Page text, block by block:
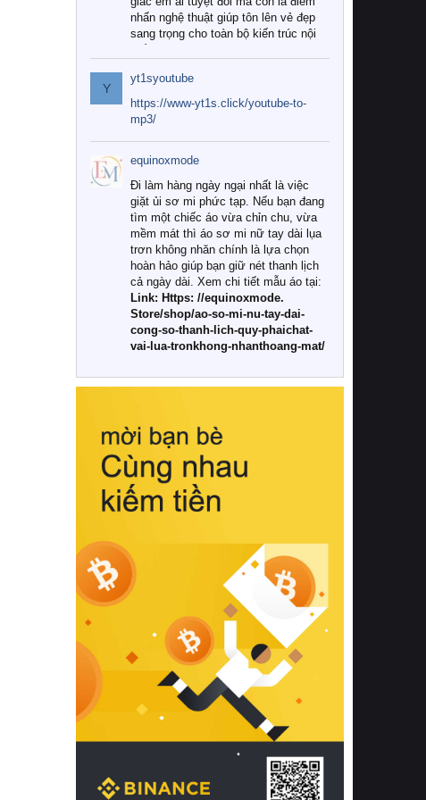
nhấn nghệ thuật giúp tôn lên vẻ đẹp
sang trọng cho toàn bộ kiến trúc nội
Tuy nhiên, giữa thị trường đa dạng
với vô vàn thương hiệu và mẫu mã
như hiện nay, làm thế nào để chọn
được những bộ chăn ga gối đệm cao
cấp thực sự chất lượng, phù hợp với
khí hậu và nhu cầu sử dụng của gia
đình? Hãy cùng chúng tôi đi tìm lời
giải đáp chi tiết qua bài viết dưới đây.
1. Tại sao các gia đình hiện đại lại ưa
chuộng chăn ga gối đệm cao cấp?
Khác với các dòng sản phẩm thông
thường, những bộ chăn ga gối đệm
cao cấp trải qua quy trình sản xuất
nghiêm ngặt từ khâu chọn lọc nguyên
liệu tự nhiên đến công nghệ dệt
nhuộm hiện đại không chứa hóa chất
này, bạn sẽ cảm nhận rõ rệt sự khác
hồi chuẩn xác của phần đệm nâng đỡ
cột sống.
Bên cạnh đó, việc lựa chọn các dòng
sản phẩm đạt chuẩn chất lượng quốc
tế còn giúp ngăn ngừa tình trạng kích
khuẩn và nấm mốc trong điều kiện
thời tiết nóng ẩm. Bạn có thể tìm hiểu
thêm các nghiên cứu khoa học về tác
động của giấc ngủ và môi trường
phòng ngủ đối với sức khỏe con
người tại Sleep Foundation (External
Link) để có cái nhìn toàn diện hơn.
2. Các tiêu chí vàng khi lựa chọn
chăn ga gối đệm cao cấp cho phòng
ngủ
Để sở hữu một bộ chăn ga gối đệm
cao cấp hoàn hảo cả về thẩm mỹ lẫn
công năng, người tiêu dùng cần cân
nhắc kỹ lưỡng các tiêu chí quan trọng
Y
yt1syoutube
https://www-yt1s.click/youtube-to-
mp3/
equinoxmode
Đi làm hàng ngày ngại nhất là việc
giặt ủi sơ mi phức tạp. Nếu bạn đang
tìm một chiếc áo vừa chỉn chu, vừa
mềm mát thì áo sơ mi nữ tay dài lụa
trơn không nhăn chính là lựa chọn
hoàn hảo giúp bạn giữ nét thanh lịch
cả ngày dài. Xem chi tiết mẫu áo tại:
Link: Https: //equinoxmode.
Store/shop/ao-so-mi-nu-tay-dai-
cong-so-thanh-lich-quy-phaichat-
vai-lua-tronkhong-nhanthoang-mat/